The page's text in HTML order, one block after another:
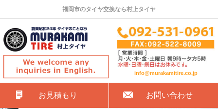
福岡市のタイヤ交換なら村上タイヤ
info@murakamitire.co.jp
お見積もり お問い合わせ